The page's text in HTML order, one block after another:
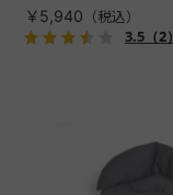
心。
￥5,940
3.5（2）